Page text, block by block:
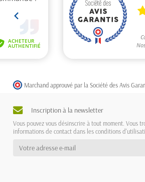
Marchand approuvé par la Société des Avis
Inscription à la newsletter
Vous pouvez vous désinscrire à tout moment. Vous
informations de contact dans les conditions